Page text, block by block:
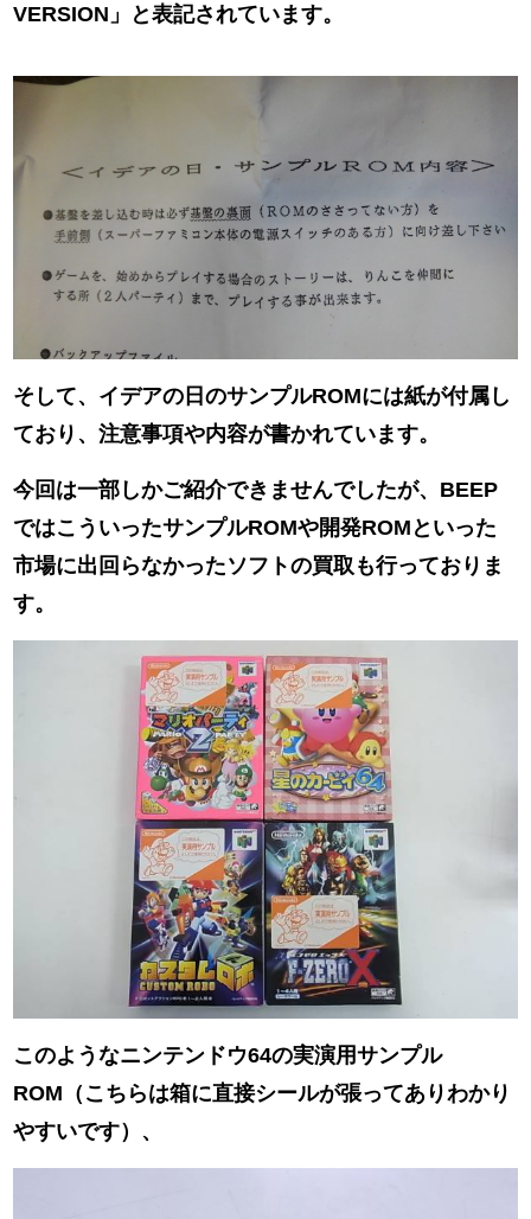
VERSION」と表記されています。
そして、イデアの日のサンプルROMには紙が付属し
ており、注意事項や内容が書かれています。
今回は一部しかご紹介できませんでしたが、BEEP
ではこういったサンプルROMや開発ROMといった
市場に出回らなかったソフトの買取も行っておりま
す。
このようなニンテンドウ64の実演用サンプル
ROM（こちらは箱に直接シールが張ってありわかり
やすいです）、